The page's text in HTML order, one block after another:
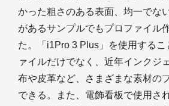
かった粗さのある表面、均一でな
があるサンプルでもプロファイル
た。「i1Pro 3 Plus」を使用するこ
ァイルだけでなく、近年インクジ
布や皮革など、さまざまな素材の
できる。また、電飾看板で使用さ